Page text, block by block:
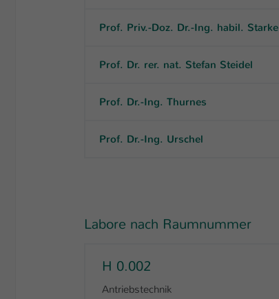
Prof. Priv.-Doz. Dr.-Ing. habil. Starke
Prof. Dr. rer. nat. Stefan Steidel
Prof. Dr.-Ing. Thurnes
Prof. Dr.-Ing. Urschel
Labore nach Raumnummer
H 0.002
Antriebstechnik